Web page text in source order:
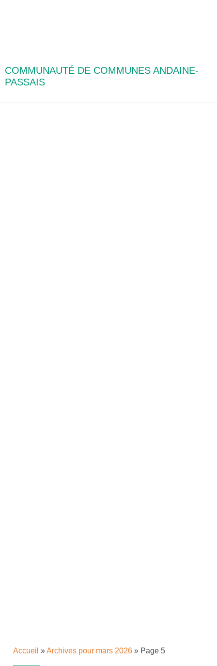
COMMUNAUTÉ DE COMMUNES ANDAINE-
PASSAIS
Accueil »Archives pour mars 2026» Page 5